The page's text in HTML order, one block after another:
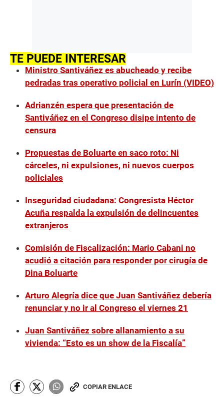
TE PUEDE INTERESAR
Ministro Santiváñez es abucheado y recibe
pedradas tras operativo policial en Lurín (VIDEO)
Adrianzén espera que presentación de
Santiváñez en el Congreso disipe intento de
censura
Propuestas de Boluarte en saco roto: Ni
cárceles, ni expulsiones, ni nuevos cuerpos
policiales
Inseguridad ciudadana: Congresista Héctor
Acuña respalda la expulsión de delincuentes
extranjeros
Comisión de Fiscalización: Mario Cabani no
acudió a citación para responder por cirugía de
Dina Boluarte
Arturo Alegría dice que Juan Santiváñez debería
renunciar y no ir al Congreso el viernes 21
Juan Santiváñez sobre allanamiento a su
vivienda: “Esto es un show de la Fiscalía”
COPIAR ENLACE